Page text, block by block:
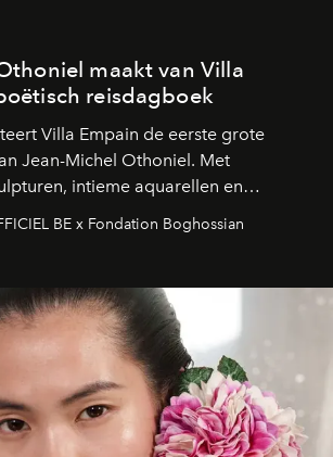
maakt van Villa
reisdagboek
Villa Empain de eerste grote
Jean-Michel Othoniel. Met
intieme aquarellen en
glas creëert de Franse kunstenaar
waarin elk werk de herinnering
BE x Fondation Boghossian